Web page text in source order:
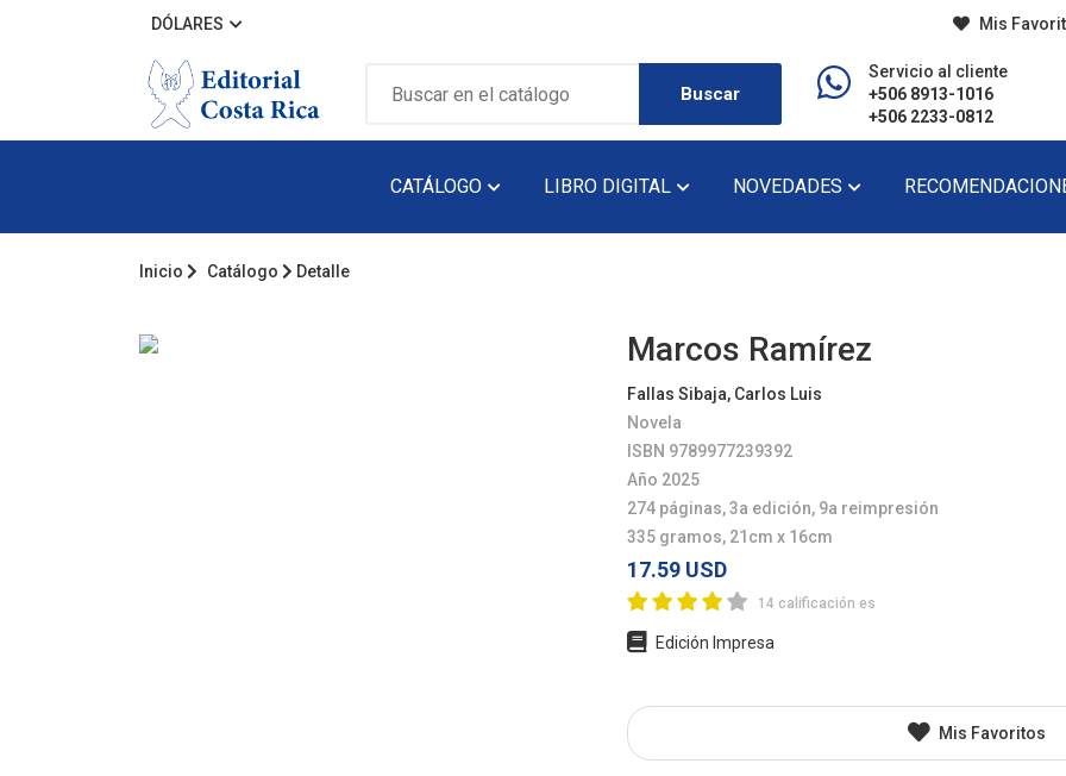
DÓLARES Mis
Buscar
Servicio al cliente
+506 8913-1016
+506 2233-0812
CATÁLOGO
Infantil
Juvenil
LIBRO DIGITAL NOVEDADES
Inicio Catálogo Detalle
Marcos Ramírez
Fallas Sibaja, Carlos Luis
Novela
ISBN 9789977239392
Año 2025
274 páginas, 3a edición, 9a reimpresión
335 gramos, 21cm x 16cm
17.59 USD
14 calificación es
Edición Impresa
Mis Favoritos